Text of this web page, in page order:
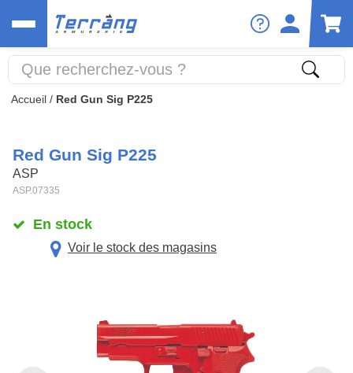
Accueil / Red Gun Sig P225
Red Gun Sig P225
ASP
ASP.07335
En stock
Voir le stock des magasins